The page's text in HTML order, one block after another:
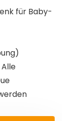
für Baby-